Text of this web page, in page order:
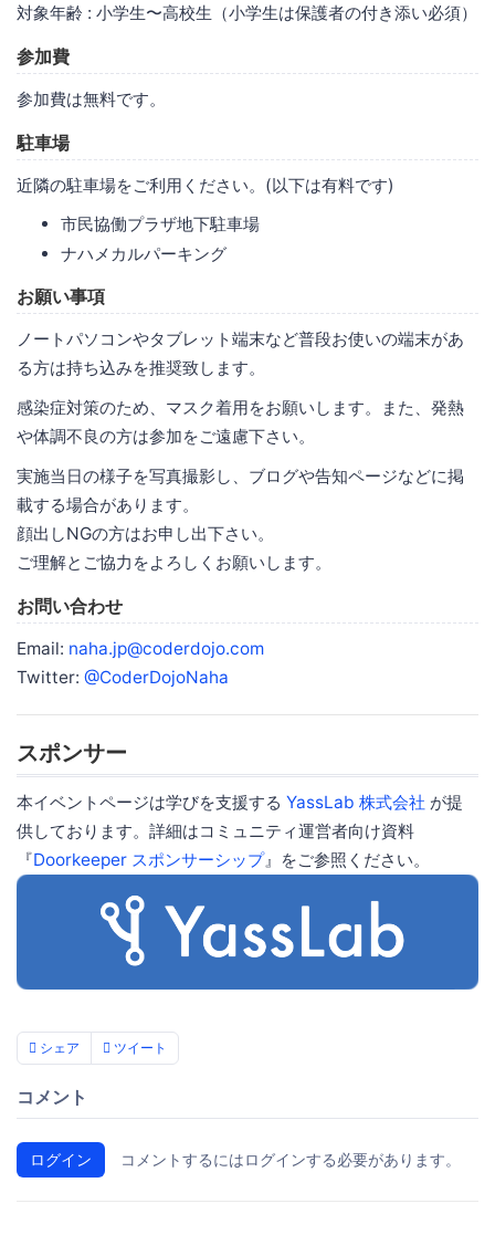
対象年齢 : 小学生〜高校生（小学生は保護者の付き添い必須）
参加費
参加費は無料です。
駐車場
近隣の駐車場をご利用ください。(以下は有料です)
市民協働プラザ地下駐車場
ナハメカルパーキング
お願い事項
ノートパソコンやタブレット端末など普段お使いの端末があ
る方は持ち込みを推奨致します。
感染症対策のため、マスク着用をお願いします。また、発熱
や体調不良の方は参加をご遠慮下さい。
実施当日の様子を写真撮影し、ブログや告知ページなどに掲
載する場合があります。
顔出しNGの方はお申し出下さい。
ご理解とご協力をよろしくお願いします。
お問い合わせ
Email: naha.jp@coderdojo.com
Twitter: @CoderDojoNaha
スポンサー
本イベントページは学びを支援する YassLab 株式会社 が提
供しております。詳細はコミュニティ運営者向け資料
『Doorkeeper スポンサーシップ』をご参照ください。
シェア ツイート
コメント
ログイン コメントするにはログインする必要があります。